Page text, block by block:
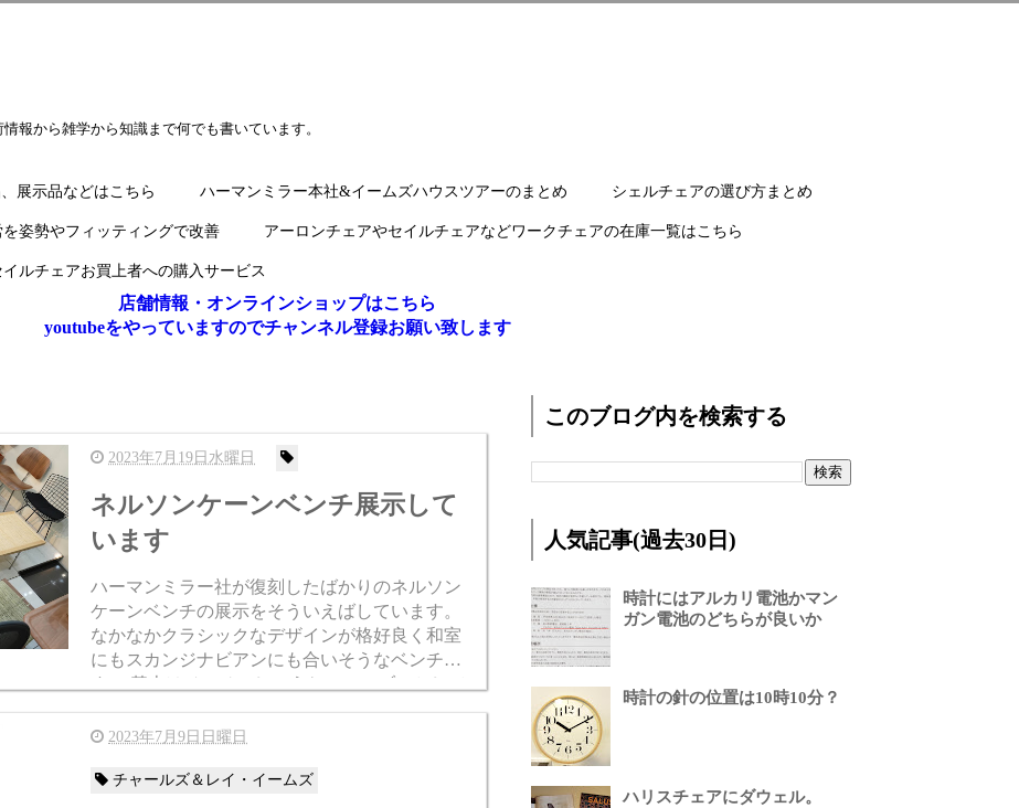
報から雑学から知識まで何でも書いています。
展示品などはこちら ハーマンミラー本社&イームズハウスツアーのまとめ シェルチェアの選び方まとめ
姿勢やフィッティングで改善 アーロンチェアやセイルチェアなどワークチェアの在庫一覧はこちら
ルチェアお買上者への購入サービス
店舗情報・オンラインショップはこちら
youtubeをやっていますのでチャンネル登録お願い致します
2023年7月19日水曜日
ネルソンケーンベンチ展示して
います
ハーマンミラー社が復刻したばかりのネルソン
ケーンベンチの展示をそういえばしています。
なかなかクラシックなデザインが格好良く和室
にもスカンジナビアンにも合いそうなベンチで
す。 基本はベンチでしょうね、テーブルとして
は使いづらい気がします。 良いデザインなので
使ってください。 既に...
2023年7月9日日曜日
チャールズ＆レイ・イームズ
このブログ内を検索する
人気記事(過去30日)
時計にはアルカリ電池かマン
ガン電池のどちらが良いか
時計の針の位置は10時10分？
ハリスチェアにダウェル。